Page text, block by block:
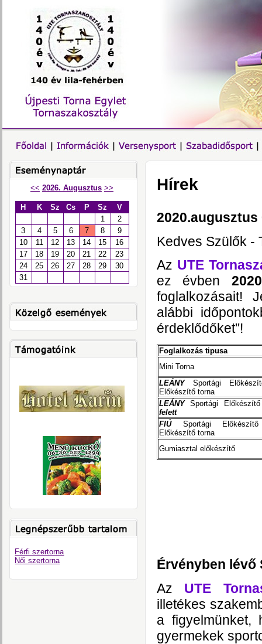
<< 2026. Augusztus >>
H K Sz Cs P Sz
V
1
2
3
4 5 6 7 8
9
10
11 12 13 14 15
16
17
18 19 20 21 22
23
24
25 26 27 28 29
30
31
Férfi szertorna
Női szertorna
Hírek
Kedves Szülők -
Az UTE
ez évben
foglalkozásait!
alábbi
érdeklődőket"!
Foglalkozás tipusa
Mini Torna
LEÁNY Sportági
Előkészítő torna
LEÁNYSportági
felett
FIÚSportági
Előkészítő torna
Gumiasztal előkészítő
Érvényben lévő
Az UTE
illetékes
a figyelmünket,
gyermekek